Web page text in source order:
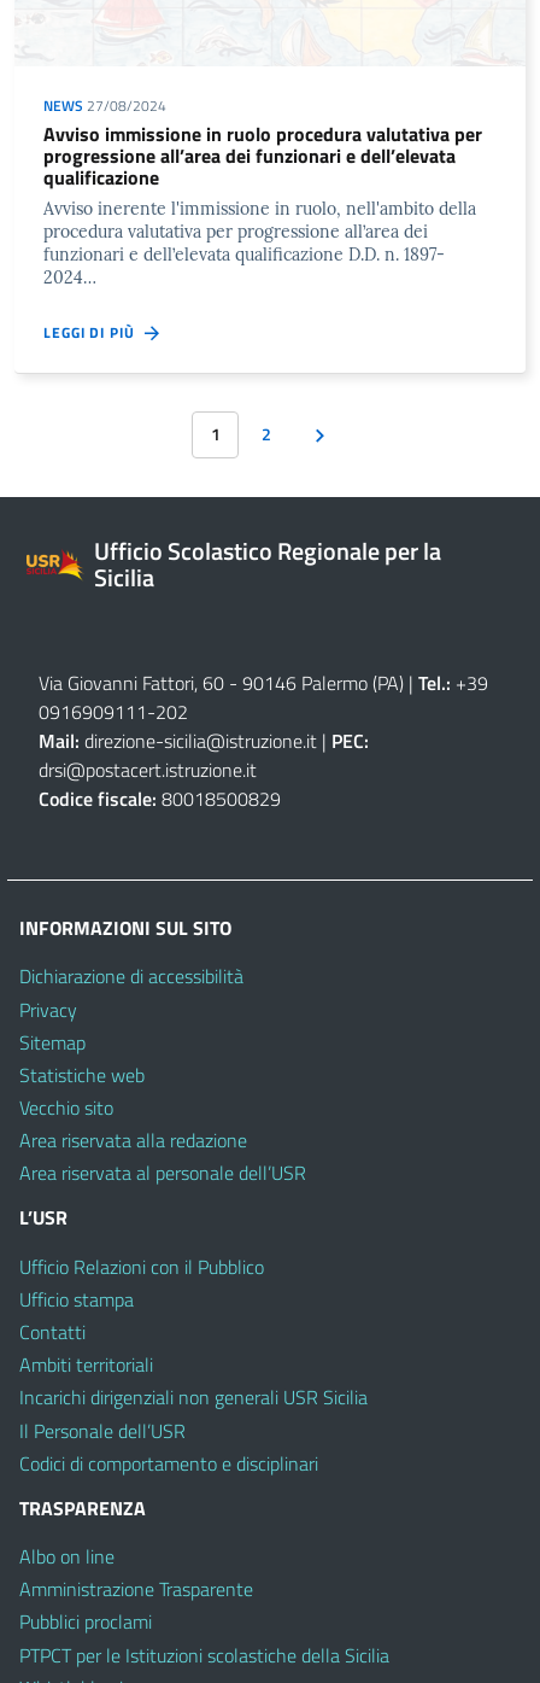
NEWS 27/08/2024
Avviso immissione in ruolo procedura valutativa per
progressione all’area dei funzionari e dell’elevata
qualificazione
Avviso inerente l'immissione in ruolo, nell'ambito della
procedura valutativa per progressione all’area dei
funzionari e dell’elevata qualificazione D.D. n. 1897-
2024…
LEGGI DI PIÙ
1 2
Ufficio Scolastico Regionale per la
Sicilia
Via Giovanni Fattori, 60 - 90146 Palermo (PA) | Tel.: +39
0916909111-202
Mail: direzione-sicilia@istruzione.it | PEC:
drsi@postacert.istruzione.it
Codice fiscale: 80018500829
INFORMAZIONI SUL SITO
Dichiarazione di accessibilità
Privacy
Sitemap
Statistiche web
Vecchio sito
Area riservata alla redazione
Area riservata al personale dell’USR
L’USR
Ufficio Relazioni con il Pubblico
Ufficio stampa
Contatti
Ambiti territoriali
Incarichi dirigenziali non generali USR Sicilia
Il Personale dell’USR
Codici di comportamento e disciplinari
TRASPARENZA
Albo on line
Amministrazione Trasparente
Pubblici proclami
PTPCT per le Istituzioni scolastiche della Sicilia